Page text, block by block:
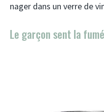
nager dans un verre de
Le garçon sent la